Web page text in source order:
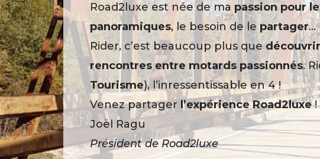
Road2luxe est née de ma passion pour
panoramiques, le besoin de lepartager…
Rider, c’est beaucoup plus que
rencontres entre motards passionnés.
Tourisme), l’inressentissable en 4 !
Venez partager l’expérience Road2luxe!
Joël Ragu
Président de Road2luxe